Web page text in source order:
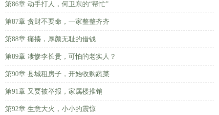
第86章 动手打人，何卫东的“帮忙”
第87章 贪财不要命，一家整整齐齐
第88章 痛揍，厚颜无耻的借钱
第89章 凄惨李长贵，可怕的老实人？
第90章 县城租房子，开始收购蔬菜
第91章 又要被举报，家属楼推销
第92章 生意大火，小小的震惊